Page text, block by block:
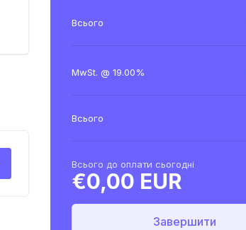
Всього
MwSt. @ 19.00%
Всього
€0,00 EUR
Всього до оплати сьогодні
Завершити